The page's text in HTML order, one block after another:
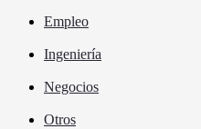
Empleo
Ingeniería
Negocios
Otros